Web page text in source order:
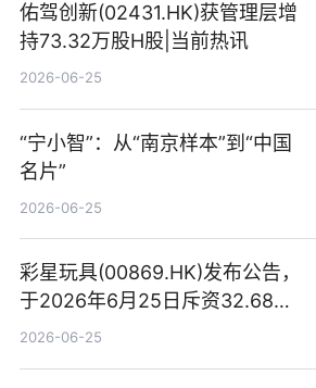
佑驾创新(02431.HK)获管理层增
持73.32万股H股|当前热讯
2026-06-25
“宁小智”：从“南京样本”到“中国
名片”
2026-06-25
彩星玩具(00869.HK)发布公告，
于2026年6月25日斥资32.68万
港元回购68.4万股|焦点速讯
2026-06-25